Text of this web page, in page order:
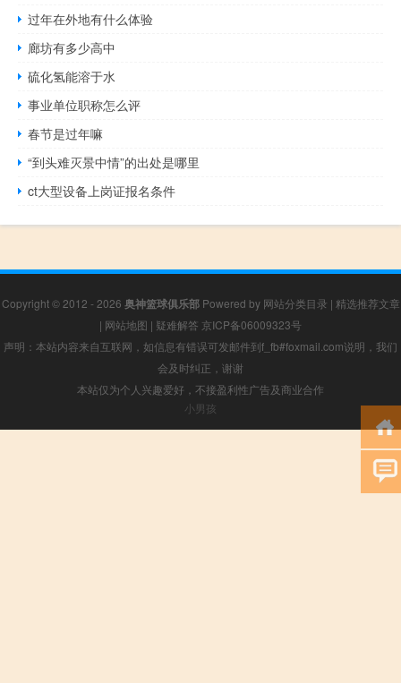
过年在外地有什么体验
廊坊有多少高中
硫化氢能溶于水
事业单位职称怎么评
春节是过年嘛
“到头难灭景中情”的出处是哪里
ct大型设备上岗证报名条件
Copyright © 2012 - 2026 奥神篮球俱乐部Powered by 网站分类目录 | 精选推荐文章
| 网站地图 | 疑难解答 京ICP备06009323号
声明：本站内容来自互联网，如信息有错误可发邮件到f_fb#foxmail.com说明，我们
会及时纠正，谢谢
本站仅为个人兴趣爱好，不接盈利性广告及商业合作
小男孩